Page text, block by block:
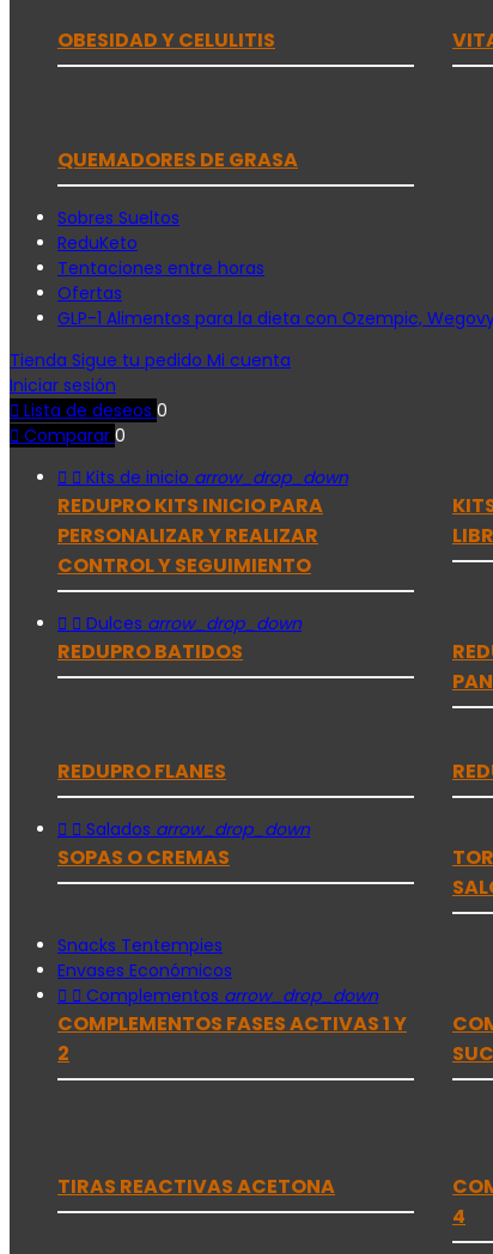
OBESIDAD Y CELULITIS
QUEMADORES DE GRASA
Sobres Sueltos
ReduKeto
Tentaciones entre horas
Ofertas
GLP-1 Alimentos para la dieta con Ozempic,
Tienda Sigue tu pedido Mi cuenta
Iniciar sesión
 Lista de deseos 0
 Comparar 0
  Kits de inicio arrow_drop_down
REDUPRO KITS INICIO PARA
PERSONALIZAR Y REALIZAR
CONTROL Y SEGUIMIENTO
  Dulces arrow_drop_down
REDUPRO BATIDOS
REDUPRO FLANES
  Salados arrow_drop_down
SOPAS O CREMAS
Snacks Tentempies
Envases Económicos
  Complementos arrow_drop_down
COMPLEMENTOS FASES ACTIVAS 1 Y
2
TIRAS REACTIVAS ACETONA
4